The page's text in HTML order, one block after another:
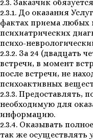
2.3. Заказчик
2.3.1. До оказания
фактах приема любых
психиатрических
психо-
2.3.2. За 24 (двадцать
встречи, в момент
после встречи, не
психоактивных
2.3.3. Предоставлять,
необходимую для
информацию.
2.3.4. Оказывать
так же осуществлять